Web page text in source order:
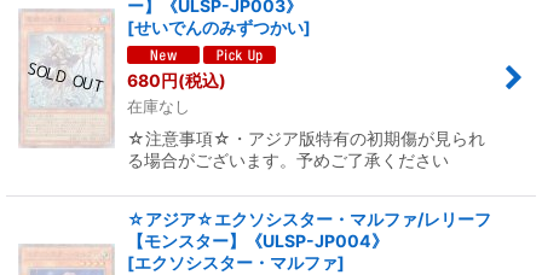
ー】《ULSP-JP003》
[せいでんのみずつかい]
680円(税込)
在庫なし
☆注意事項☆・アジア版特有の初期傷が見られ
る場合がございます。予めご了承ください
☆アジア☆エクソシスター・マルファ/レリーフ
【モンスター】《ULSP-JP004》
[エクソシスター・マルファ]